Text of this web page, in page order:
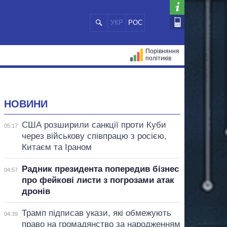
УКР РОС
Порівняння
політиків
НОВИНИ
05:17
США розширили санкції проти Куби
через військову співпрацю з росією,
Китаєм та Іраном
04:57
Радник президента попередив бізнес
про фейкові листи з погрозами атак
дронів
04:39
Трамп підписав укази, які обмежують
право на громадянство за народженням